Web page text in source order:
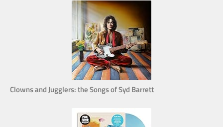
Clowns and Jugglers: the Songs of Syd Barrett